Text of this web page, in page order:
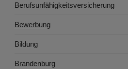
Berufsunfähigkeitsversicherung
Bewerbung
Bildung
Brandenburg